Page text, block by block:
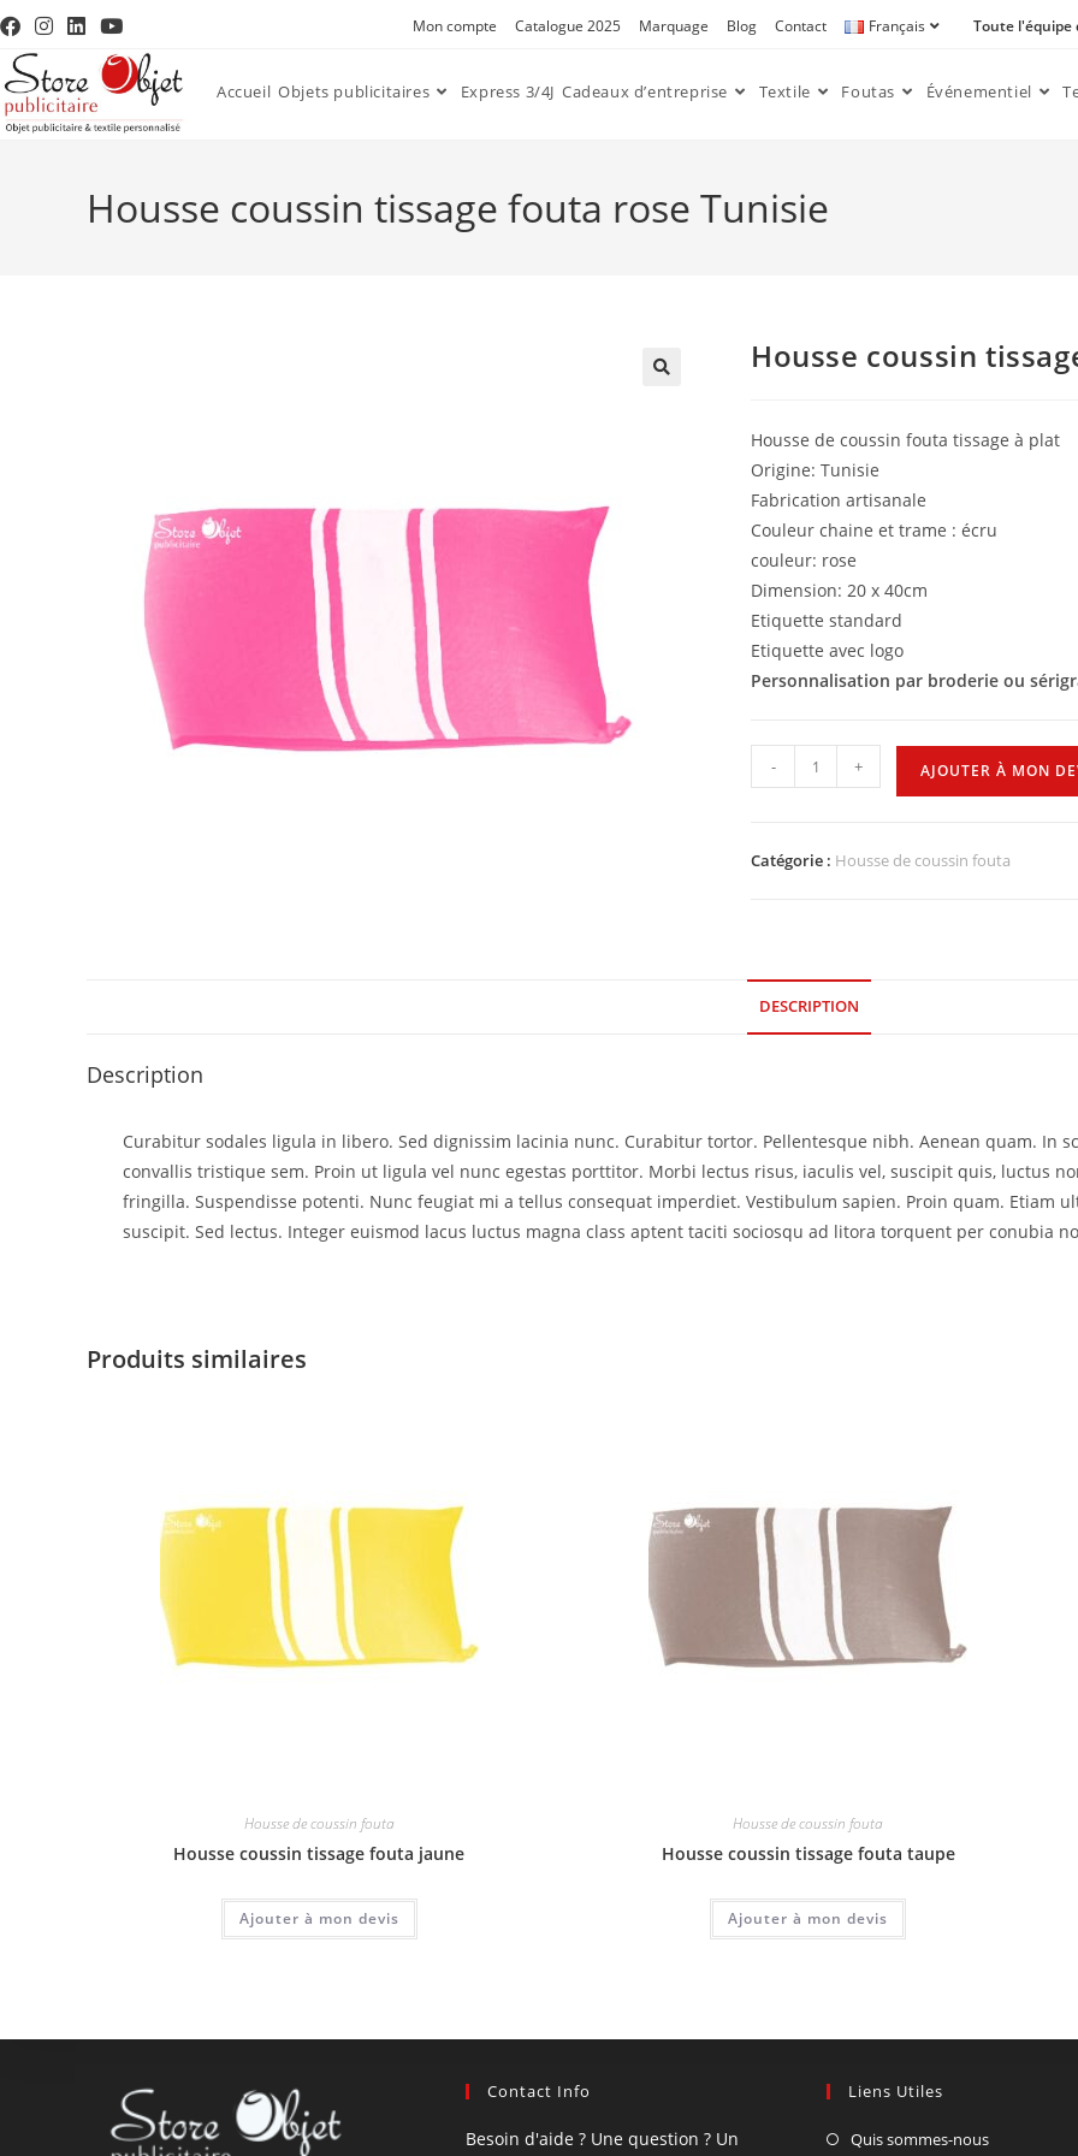
Mon compte Catalogue 2025 Marquage Blog Contact Français Toute l'équipe
Accueil Objets publicitaires Express 3/4J Cadeaux d’entreprise Textile Foutas Événementiel
Housse coussin tissage fouta rose Tunisie
Housse coussin
Housse de coussin fouta tissage à plat
Origine: Tunisie
Fabrication artisanale
Couleur chaine et trame : écru
couleur: rose
Dimension: 20 x 40cm
Etiquette standard
Etiquette avec logo
Personnalisation par broderie ou
- + AJOUTER À MON
Catégorie : Housse de coussin fouta
DESCRIPTION
Description
Curabitur sodales ligula in libero. Sed dignissim lacinia nunc. Curabitur tortor. Pellentesque nibh. Aenean quam. In
convallis tristique sem. Proin ut ligula vel nunc egestas porttitor. Morbi lectus risus, iaculis vel, suscipit quis, luctus
fringilla. Suspendisse potenti. Nunc feugiat mi a tellus consequat imperdiet. Vestibulum sapien. Proin quam. Etiam
suscipit. Sed lectus. Integer euismod lacus luctus magna class aptent taciti sociosqu ad litora torquent per conubia
Produits similaires
Housse de coussin fouta
Housse coussin tissage fouta jaune
Ajouter à mon devis
Housse de coussin fouta
Housse coussin tissage fouta taupe
Ajouter à mon devis
Contact Info
Besoin d'aide ? Une question ? Un
Liens Utiles
Quis sommes-nous